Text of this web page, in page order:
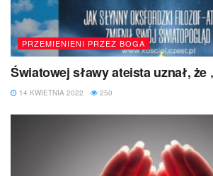
PRZEMIENIENI PRZEZ BOGA
Światowej sławy ateista uznał, że
14 KWIETNIA 2022 250